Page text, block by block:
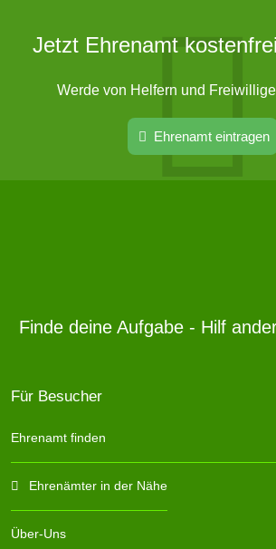
Jetzt Ehrenamt
Werde von Helfern und
Ehrenamt eintragen
Finde deine Aufgabe - Hilf
Für Besucher
Ehrenamt finden
Ehrenämter in der Nähe
Über-Uns